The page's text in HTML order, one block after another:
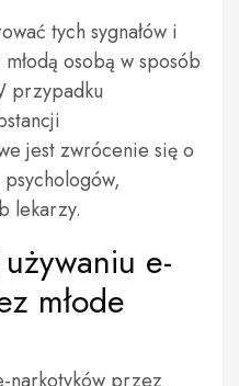
tych sygnałów i
osobą w sposób
przypadku
jest zwrócenie się o
lekarzy.
e-
młode